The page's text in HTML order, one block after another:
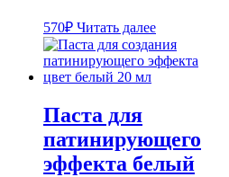
570₽ Читать далее
Паста для
патинирующего
эффекта белый